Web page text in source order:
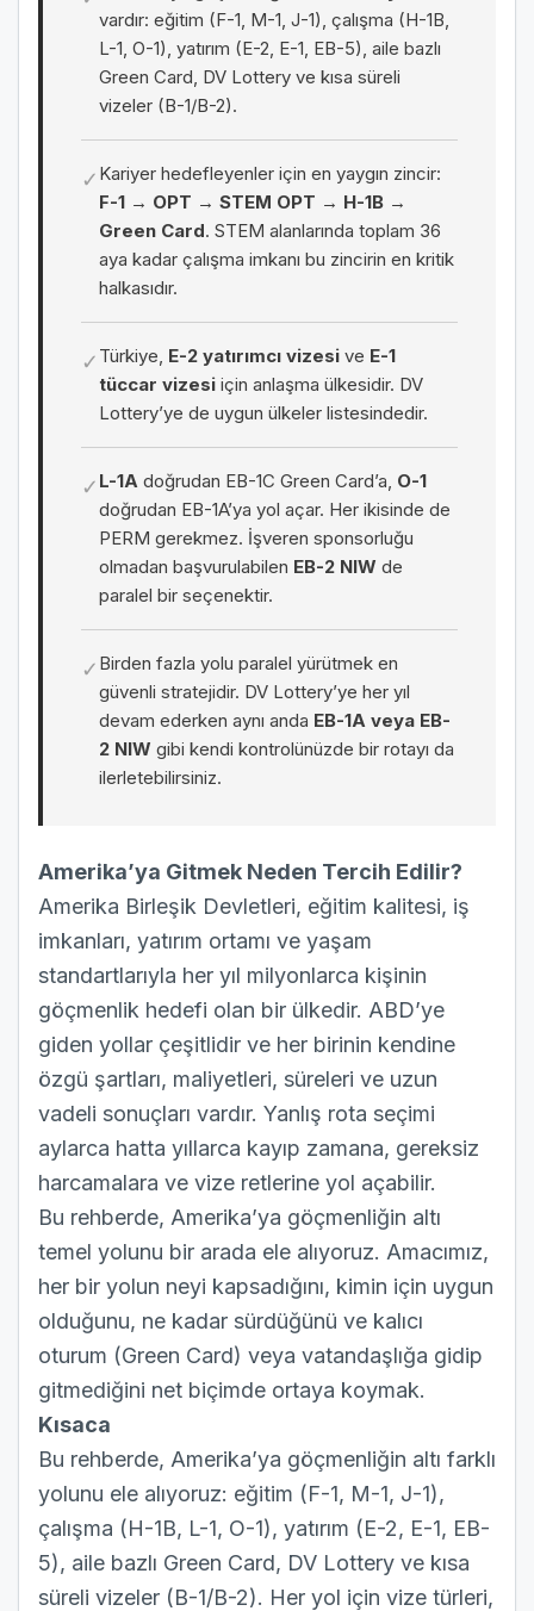
vardır: eğitim (F-1, M-1, J-1), çalışma (H-1B,
L-1, O-1), yatırım (E-2, E-1, EB-5), aile bazlı
Green Card, DV Lottery ve kısa süreli
vizeler (B-1/B-2).
✓ Kariyer hedefleyenler için en yaygın zincir:
F-1 → OPT → STEM OPT → H-1B →
Green Card. STEM alanlarında toplam 36
aya kadar çalışma imkanı bu zincirin en kritik
halkasıdır.
✓ Türkiye, E-2 yatırımcı vizesi ve E-1
tüccar vizesi için anlaşma ülkesidir. DV
Lottery’ye de uygun ülkeler listesindedir.
✓ L-1A doğrudan EB-1C Green Card’a, O-1
doğrudan EB-1A’ya yol açar. Her ikisinde de
PERM gerekmez. İşveren sponsorluğu
olmadan başvurulabilen EB-2 NIW de
paralel bir seçenektir.
✓ Birden fazla yolu paralel yürütmek en
güvenli stratejidir. DV Lottery’ye her yıl
devam ederken aynı anda EB-1A veya EB-
2 NIW gibi kendi kontrolünüzde bir rotayı da
ilerletebilirsiniz.
Amerika’ya Gitmek Neden Tercih Edilir?
Amerika Birleşik Devletleri, eğitim kalitesi, iş
imkanları, yatırım ortamı ve yaşam
standartlarıyla her yıl milyonlarca kişinin
göçmenlik hedefi olan bir ülkedir. ABD’ye
giden yollar çeşitlidir ve her birinin kendine
özgü şartları, maliyetleri, süreleri ve uzun
vadeli sonuçları vardır. Yanlış rota seçimi
aylarca hatta yıllarca kayıp zamana, gereksiz
harcamalara ve vize retlerine yol açabilir.
Bu rehberde, Amerika’ya göçmenliğin altı
temel yolunu bir arada ele alıyoruz. Amacımız,
her bir yolun neyi kapsadığını, kimin için uygun
olduğunu, ne kadar sürdüğünü ve kalıcı
oturum (Green Card) veya vatandaşlığa gidip
gitmediğini net biçimde ortaya koymak.
Kısaca
Bu rehberde, Amerika’ya göçmenliğin altı farklı
yolunu ele alıyoruz: eğitim (F-1, M-1, J-1),
çalışma (H-1B, L-1, O-1), yatırım (E-2, E-1, EB-
5), aile bazlı Green Card, DV Lottery ve kısa
süreli vizeler (B-1/B-2). Her yol için vize türleri,